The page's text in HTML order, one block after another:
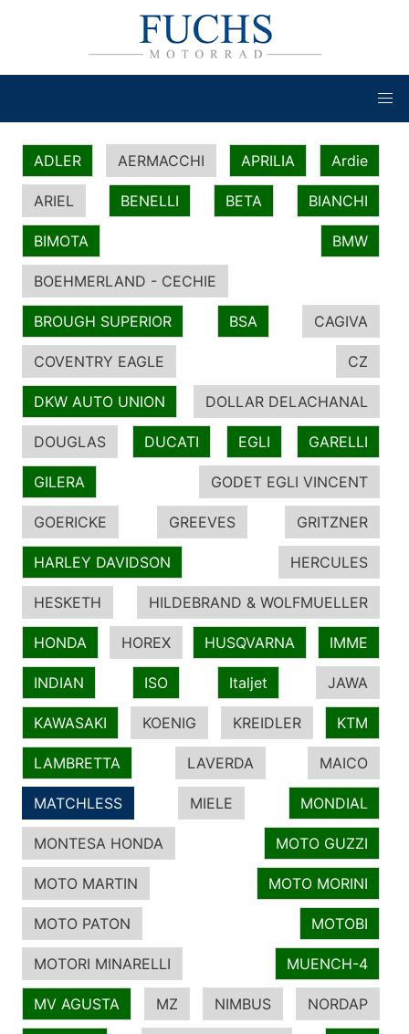
ADLER AERMACCHI APRILIA Ardie
ARIEL BENELLI BETA BIANCHI
BIMOTA BMW
BOEHMERLAND - CECHIE
BROUGH SUPERIOR BSA CAGIVA
COVENTRY EAGLE CZ
DKW AUTO UNION DOLLAR DELACHANAL
DOUGLAS DUCATI EGLI GARELLI
GILERA GODET EGLI VINCENT
GOERICKE GREEVES GRITZNER
HARLEY DAVIDSON HERCULES
HESKETH HILDEBRAND & WOLFMUELLER
HONDA HOREX HUSQVARNA IMME
INDIAN ISO Italjet JAWA
KAWASAKI KOENIG KREIDLER KTM
LAMBRETTA LAVERDA MAICO
MATCHLESS MIELE MONDIAL
MONTESA HONDA MOTO GUZZI
MOTO MARTIN MOTO MORINI
MOTO PATON MOTOBI
MOTORI MINARELLI MUENCH-4
MV AGUSTA MZ NIMBUS NORDAP